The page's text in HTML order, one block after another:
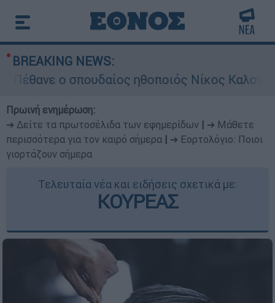
BREAKING NEWS:
ο σπουδαίος ηθοποιός Νίκος
Πρωινή ενημέρωση:
➔ Δείτε τα πρωτοσέλιδα των εφημερίδων
➔ Μάθετε
περισσότερα για τον καιρό σήμερα
➔ Εορτολόγιο: Ποιοι
γιορτάζουν σήμερα
Τελευταία νέα και ειδήσεις σχετικά με:
ΚΟΥΡΕΑΣ